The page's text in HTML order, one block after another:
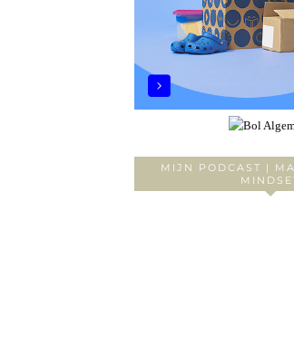
MIJN PODCAST |